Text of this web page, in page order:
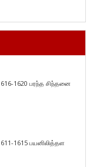
1620 பரந்த சிந்தனை
1615 பயனிலித்தள